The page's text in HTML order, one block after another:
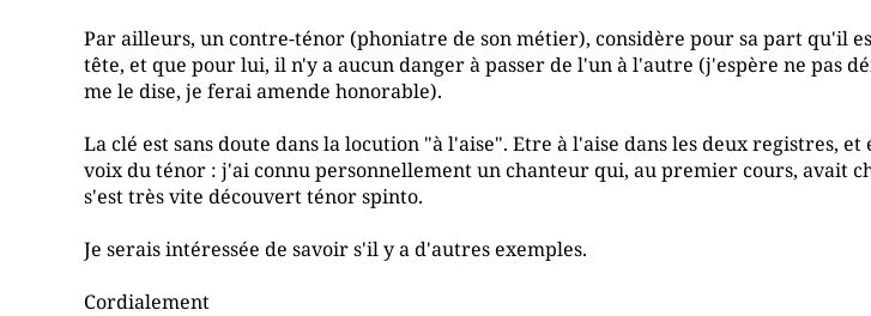
Par ailleurs, un contre-ténor (phoniatre de son métier), considère pour sa part qu'il
tête, et que pour lui, il n'y a aucun danger à passer de l'un à l'autre (j'espère ne pas
me le dise, je ferai amende honorable).
La clé est sans doute dans la locution "à l'aise". Etre à l'aise dans les deux registres,
voix du ténor : j'ai connu personnellement un chanteur qui, au premier cours, avait
s'est très vite découvert ténor spinto.
Je serais intéressée de savoir s'il y a d'autres exemples.
Cordialement